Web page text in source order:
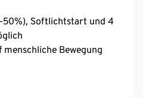
Softlichtstart und 4
Bewegung
einfach einzustellen und
Einstellungen per